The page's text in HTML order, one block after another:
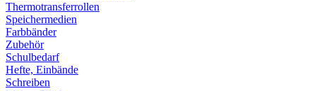
Thermotransferrollen
Speichermedien
Farbbänder
Zubehör
Schulbedarf
Hefte, Einbände
Schreiben